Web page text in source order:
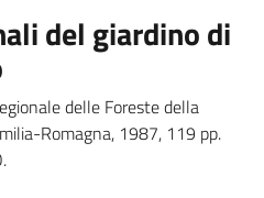
del giardino di
delle Foreste della
Romagna, 1987, 119 pp.